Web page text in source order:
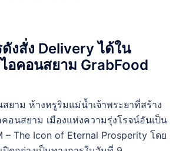
งสั่ง Delivery ได้ใน
อคอนสยาม GrabFood
สยาม ห้างหรูริมแม่น้ำเจ้าพระยาที่สร้าง
อนสยาม เมืองแห่งความรุ่งโรจน์อันเป็น
– The Icon of Eternal Prosperity โดย